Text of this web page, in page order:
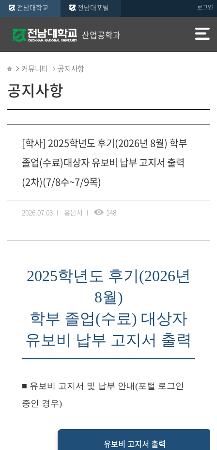
로그인
전남대학교 전남대포털
산업공학과
커뮤니티 공지사항
공지사항
[학사] 2025학년도 후기(2026년 8월) 학부
졸업(수료)대상자 유보비 납부 고지서 출력
(2차)(7/8수~7/9목)
2026.07.03 홍은서 148
2025학년도 후기(2026년
8월)
학부 졸업(수료) 대상자
유보비 납부 고지서 출력
■ 유보비 고지서 및 납부 안내(포털 로그인
중인 경우)
유보비 고지서 출력